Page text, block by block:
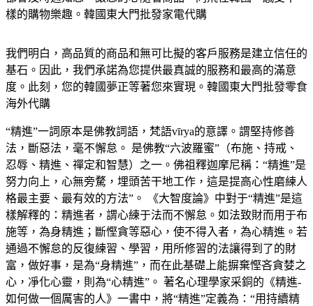
樣的購物樂趣。韓國東大門批發家電代購
我們明白，高品質的商品和無可比擬的客戶服務是建立信任的
基石。因此，我們承諾為您提供最真誠的服務和最高的滿意
度。此刻，您的韓國夢正等著您來實現。韓國東大門批發零食
海外代購
“精進”一詞原本是佛教詞語，梵語vīrya的意譯。謂堅持修善
法，斷惡法，毫不懈怠。 是佛教“六波羅蜜”（布施、持戒、
忍辱、精進、禪定和智慧）之一。佛祖釋迦摩尼稱：“精進”是
努力向上，心無旁騖，埋頭苦干地工作，這是提高心性磨練人
格最主要、最有效的方法”。 《大智度論》中對于“精進”是這
樣解釋的：精進者，謂心練于法而不懈怠。如法致財而用于布
施等，為身精進；斷慳貪等惡心，使不得入者，為心精進。若
通過不懈怠的反復練習、學習，用所修習的法讓得到了的財
富，做好事，是為“身精進”，而在此基礎上能摒棄慳吝貪婪之
心，凈化心靈，則為“心精進”。 著名心理學家采銅的《精進-
如何做一個厲害的人》一書中，將“精進”定義為：“用持續精